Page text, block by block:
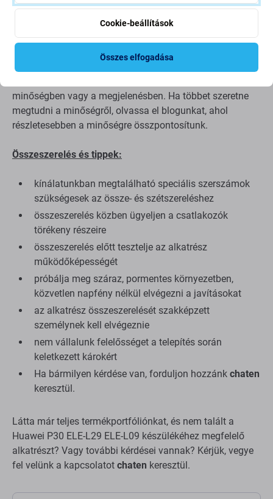
Minőség: Utángyártott- Az Aftermarket néven értékesített
alkatrész ugyanazon szabványok, specifikációk és
anyagok szerint készül, mint az eredeti. Ez az eredeti
másolata, és az utángyártott alkatrész (ritka esetekben)
minőségben vagy a megjelenésben. Ha többet szeretne
megtudni a minőségről, olvassa el blogunkat, ahol
részletesebben a minőségre összpontosítunk.
Összeszerelés és tippek:
kínálatunkban megtalálható speciális szerszámok
szükségesek az össze- és szétszereléshez
összeszerelés közben ügyeljen a csatlakozók
törékeny részeire
összeszerelés előtt tesztelje az alkatrész
működőképességét
próbálja meg száraz, pormentes környezetben,
közvetlen napfény nélkül elvégezni a javításokat
az alkatrész összeszerelését szakképzett
személynek kell elvégeznie
nem vállalunk felelősséget a telepítés során
keletkezett károkért
Ha bármilyen kérdése van, forduljon hozzánk chaten
keresztül.
Látta már teljes termékportfóliónkat, és nem talált a
Huawei P30 ELE-L29 ELE-L09 készülékéhez megfelelő
alkatrészt? Vagy további kérdései vannak? Kérjük, vegye
fel velünk a kapcsolatot chaten keresztül.
Cookie-beállítások
Összes elfogadása